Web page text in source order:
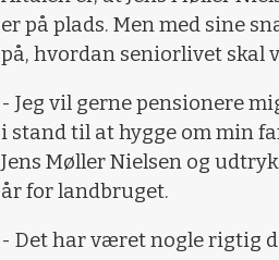
er på plads. Men med sine
på, hvordan seniorlivet skal
- Jeg vil gerne pensionere
i stand til at hygge om min
Jens Møller Nielsen og
år for landbruget.
- Det har været nogle rigtig